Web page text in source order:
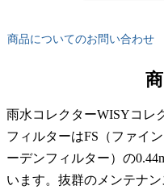
商品についてのお問い合わせ
雨水コレクターWISYコレ
フィルターはFS（ファイ
ーデンフィルター）の
います。抜群のメンテナ